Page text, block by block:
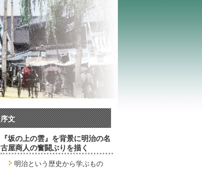
序文
『坂の上の雲』を背景に明治の名
古屋商人の奮闘ぶりを描く
明治という歴史から学ぶもの